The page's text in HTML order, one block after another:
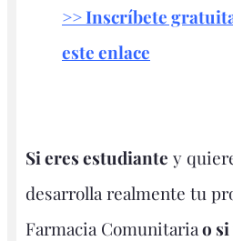
>> Inscríbete
este enlace
Si eres estudiante y
desarrolla realmente tu
Farmacia Comunitariao